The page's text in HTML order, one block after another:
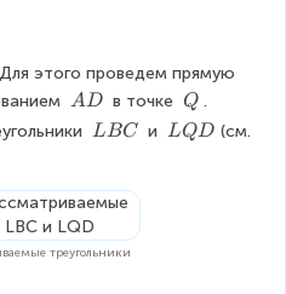
этого проведем прямую
\
\
AD в точке \
\
Q
Q .
\
B
C
LBC и \
LQD (см.
треугольники